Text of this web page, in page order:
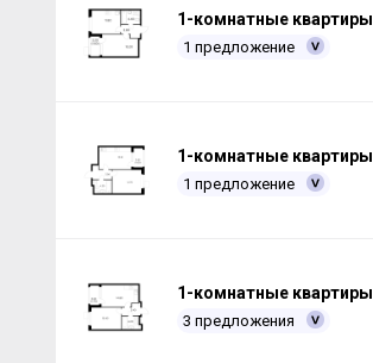
1-комнатные квартиры
1 предложение
1-комнатные квартиры
1 предложение
1-комнатные квартиры
3 предложения